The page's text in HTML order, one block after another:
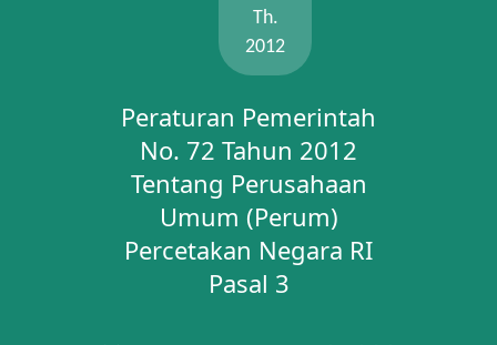
Th.
2012
Peraturan Pemerintah
No. 72 Tahun 2012
Tentang Perusahaan
Umum (Perum)
Percetakan Negara RI
Pasal 3